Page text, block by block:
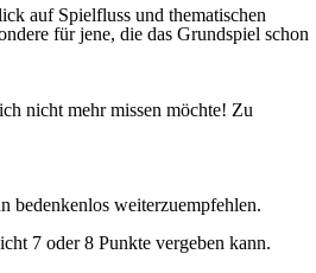
auf Spielfluss und thematischen
für jene, die das Grundspiel schon
nicht mehr missen möchte! Zu
bedenkenlos weiterzuempfehlen.
7 oder 8 Punkte vergeben kann.